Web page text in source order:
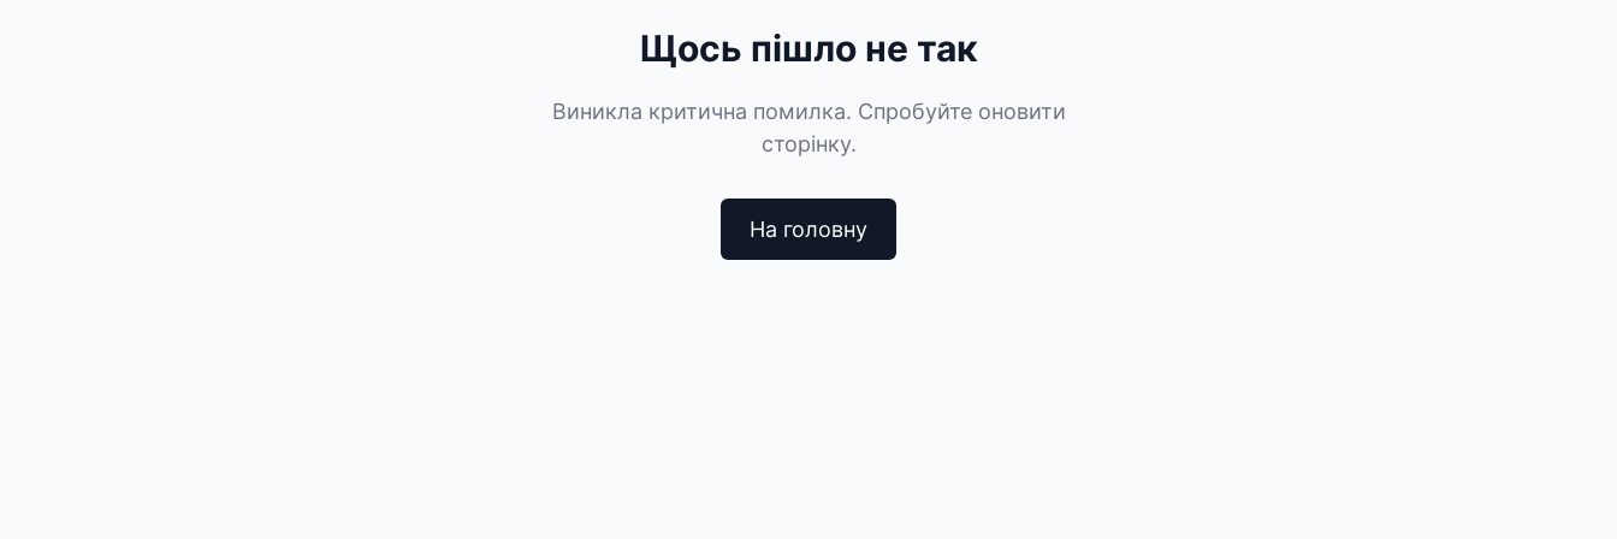
Щось пішло не так
Виникла критична помилка. Спробуйте оновити
сторінку.
На головну